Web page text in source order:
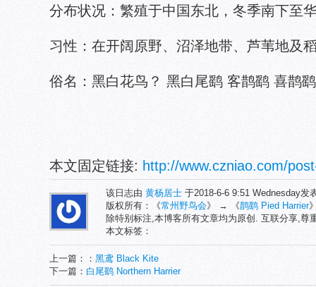
分布状况：繁殖于中国东北，冬季南下至
习性：在开阔原野、沼泽地带、芦苇地及
俗名：黑白花鸟？ 黑白尾鹞 客鹊鹞 喜鹊
本文固定链接: http://www.czniao.com/
该日志由 黄杨居士 于2018-6-6 9:51 Wednesday发
版权所有：《常州野鸟会》 → 《鹊鹞 Pied Harrier
除特别标注,本博客所有文章均为原创. 互联分享,尊
本文标签：
上一篇：： 黑鸢 Black Kite
下一篇： 白尾鹞 Northern Harrier